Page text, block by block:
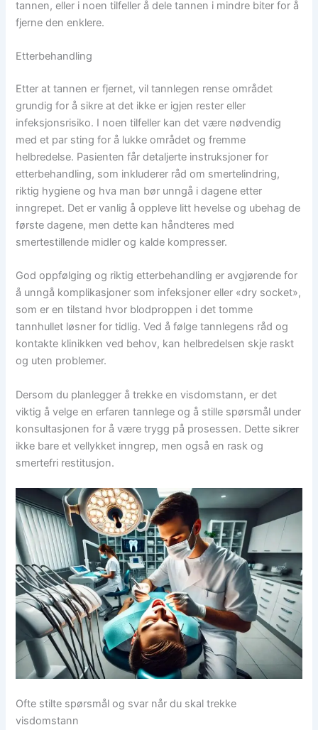
tannen, eller i noen tilfeller å dele tannen i mindre biter for å
fjerne den enklere.
Etterbehandling
Etter at tannen er fjernet, vil tannlegen rense området
grundig for å sikre at det ikke er igjen rester eller
infeksjonsrisiko. I noen tilfeller kan det være nødvendig
med et par sting for å lukke området og fremme
helbredelse. Pasienten får detaljerte instruksjoner for
etterbehandling, som inkluderer råd om smertelindring,
riktig hygiene og hva man bør unngå i dagene etter
inngrepet. Det er vanlig å oppleve litt hevelse og ubehag de
første dagene, men dette kan håndteres med
smertestillende midler og kalde kompresser.
God oppfølging og riktig etterbehandling er avgjørende for
å unngå komplikasjoner som infeksjoner eller «dry socket»,
som er en tilstand hvor blodproppen i det tomme
tannhullet løsner for tidlig. Ved å følge tannlegens råd og
kontakte klinikken ved behov, kan helbredelsen skje raskt
og uten problemer.
Dersom du planlegger å trekke en visdomstann, er det
viktig å velge en erfaren tannlege og å stille spørsmål under
konsultasjonen for å være trygg på prosessen. Dette sikrer
ikke bare et vellykket inngrep, men også en rask og
smertefri restitusjon.
Ofte stilte spørsmål og svar når du skal trekke
visdomstann